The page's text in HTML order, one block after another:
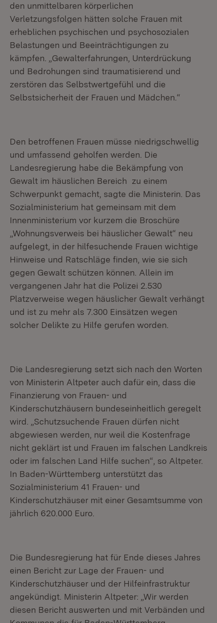
den unmittelbaren körperlichen
Verletzungsfolgen hätten solche Frauen mit
erheblichen psychischen und psychosozialen
Belastungen und Beeinträchtigungen zu
kämpfen. „Gewalterfahrungen, Unterdrückung
und Bedrohungen sind traumatisierend und
zerstören das Selbstwertgefühl und die
Selbstsicherheit der Frauen und Mädchen.“
Den betroffenen Frauen müsse niedrigschwellig
und umfassend geholfen werden. Die
Landesregierung habe die Bekämpfung von
Gewalt im häuslichen Bereich zu einem
Schwerpunkt gemacht, sagte die Ministerin. Das
Sozialministerium hat gemeinsam mit dem
Innenministerium vor kurzem die Broschüre
„Wohnungsverweis bei häuslicher Gewalt“ neu
aufgelegt, in der hilfesuchende Frauen wichtige
Hinweise und Ratschläge finden, wie sie sich
gegen Gewalt schützen können. Allein im
vergangenen Jahr hat die Polizei 2.530
Platzverweise wegen häuslicher Gewalt verhängt
und ist zu mehr als 7.300 Einsätzen wegen
solcher Delikte zu Hilfe gerufen worden.
Die Landesregierung setzt sich nach den Worten
von Ministerin Altpeter auch dafür ein, dass die
Finanzierung von Frauen- und
Kinderschutzhäusern bundeseinheitlich geregelt
wird. „Schutzsuchende Frauen dürfen nicht
abgewiesen werden, nur weil die Kostenfrage
nicht geklärt ist und Frauen im falschen Landkreis
oder im falschen Land Hilfe suchen“, so Altpeter.
In Baden-Württemberg unterstützt das
Sozialministerium 41 Frauen- und
Kinderschutzhäuser mit einer Gesamtsumme von
jährlich 620.000 Euro.
Die Bundesregierung hat für Ende dieses Jahres
einen Bericht zur Lage der Frauen- und
Kinderschutzhäuser und der Hilfeinfrastruktur
angekündigt. Ministerin Altpeter: „Wir werden
diesen Bericht auswerten und mit Verbänden und